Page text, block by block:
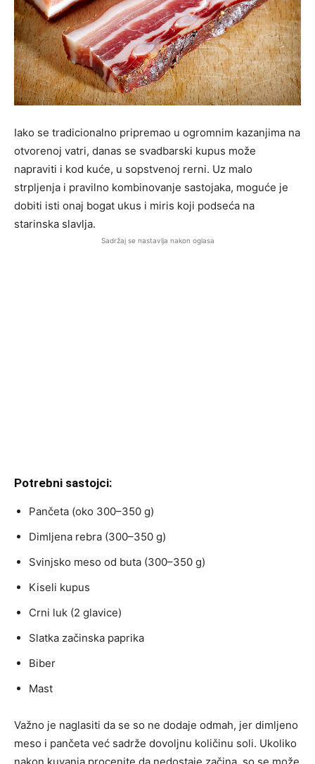
Iako se tradicionalno pripremao u ogromnim kazanjima na
otvorenoj vatri, danas se svadbarski kupus može
napraviti i kod kuće, u sopstvenoj rerni. Uz malo
strpljenja i pravilno kombinovanje sastojaka, moguće je
dobiti isti onaj bogat ukus i miris koji podseća na
starinska slavlja.
Sadržaj se nastavlja nakon oglasa
Potrebni sastojci:
Pančeta (oko 300–350 g)
Dimljena rebra (300–350 g)
Svinjsko meso od buta (300–350 g)
Kiseli kupus
Crni luk (2 glavice)
Slatka začinska paprika
Biber
Mast
Važno je naglasiti da se so ne dodaje odmah, jer dimljeno
meso i pančeta već sadrže dovoljnu količinu soli. Ukoliko
nakon kuvanja procenite da nedostaje začina, so se može